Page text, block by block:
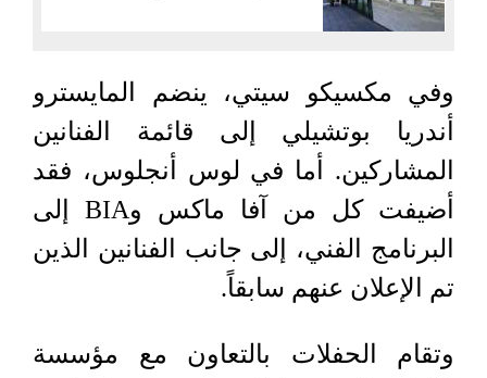
وفي مكسيكو سيتي، ينضم المايسترو
أندريا بوتشيلي إلى قائمة الفنانين
المشاركين. أما في لوس أنجلوس، فقد
أضيفت كل من آفا ماكس وBIA إلى
البرنامج الفني، إلى جانب الفنانين الذين
تم الإعلان عنهم سابقاً.
وتقام الحفلات بالتعاون مع مؤسسة